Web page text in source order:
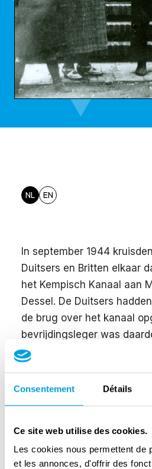
Consentement Détails
Ce site web utilise des cookies.
Les cookies nous permettent de
et les annonces, d'offrir des
NL EN
In september 1944
Duitsers en Britten elkaar
het Kempisch Kanaal aan
Dessel. De Duitsers
de brug over het kanaal
bevrijdingsleger was
Britten namen een stelling
de Duitsers stelde hun
dorp op.
heel wat huizen zwaar
inwoners kwamen daarbij
raakte gewond. Het Rode